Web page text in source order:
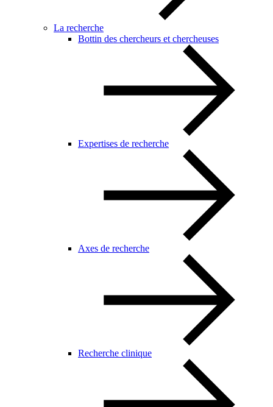
La recherche
Bottin des chercheurs et chercheuses
Expertises de recherche
Axes de recherche
Recherche clinique